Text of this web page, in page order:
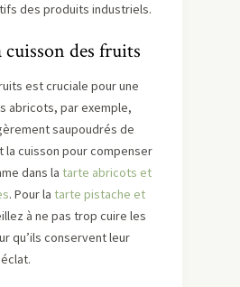
des produits industriels.
des fruits
est cruciale pour une
abricots, par exemple,
saupoudrés de
la cuisson pour compenser
dans la tarte abricots et
. Pour la tarte pistache et
à ne pas trop cuire les
qu’ils conservent leur